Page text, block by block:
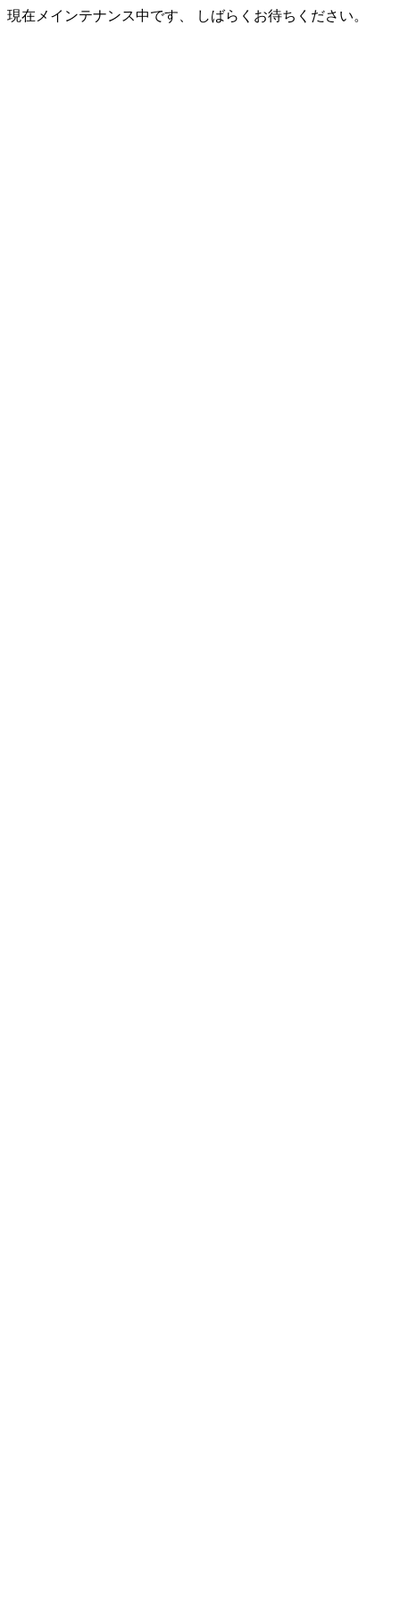
現在メインテナンス中です、 しばらくお待ちください。